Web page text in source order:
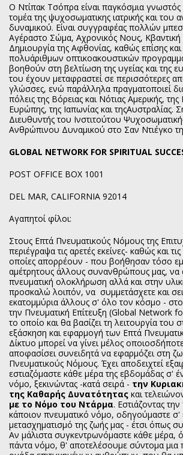
Ο Ντίπακ Τσόπρα είναι παγκόσμια
τομέα της ψυχοσωματικης ιατρικής και του
δυναμικού. Είναι συγγραφέας πολλών
Αγέραστο Σώμα, Αχρονικός Νους, Κβαντική
Δημιουργία της Αφθονίας, καθώς επίσης
πολυάριθμων οπτικοακουστικών
βοηθούν στη βελτίωση της υγείας και της
του έχουν μεταφραστεί σε περισσότερες
γλώσσες, ενώ παράλληλα πραγματοποιεί
πόλεις της Βόρειας και Νότιας Αμερικής, της
Ευρώπης, της Ιαπωνίας και τηςΑυστραλίας.
Διευθυντής του Ινστιτούτου Ψυχοσωματικής
Ανθρώπινου Δυναμικού στο Σαν Ντιέγκο
GLOBAL NETWORK FOR SPIRITUAL
POST OFFICE ΒΟΧ 1001
DEL MAR, CALIFORNIA 92014
Αγαπητοί φίλοι:
Στους Επτά Πνευματικούς Νόμους της
περιέγραψα τις αρετές εκείνες- καθώς και
οποίες απορρέουν - που βοήθησαν τόσο
αμέτρητους άλλους συνανθρώπους μας, να
πνευματική ολοκλήρωση αλλά και στην
προσκαλώ λοιπόν, να συμμετάσχετε και
εκατομμύρια άλλους σ' όλο τον κόσμο - στο
την Πνευματική Επίτευξη (Global Network
το οποίο και θα βασίζει τη λειτουργία του
εξάσκηση και εφαρμογή των Επτά
Δίκτυο μπορεί να γίνει μέλος
αποφασίσει συνειδητά να εφαρμόζει στη
Πνευματικούς Νόμους. Έχει αποδειχτεί
εστιαζόμαστε κάθε μέρα της εβδομάδας σ'
νόμο, ξεκινώντας -κατά σειρά - την
της Καθαρής Δυνατότητας και
με το Νόμο του Ντάρμα. Εστιάζοντας
κάποιον πνευματικό νόμο, οδηγούμαστε σ'
μετασχηματισμό της ζωής μας - έτσι όπως
Αν μάλιστα συγκεντρωνόμαστε κάθε μέρα,
πάντα νόμο, θ' αποτελέσουμε σύντομα μια